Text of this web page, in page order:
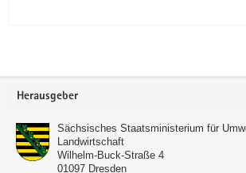
Footer-
Herausgeber
Sächsisches Staatsministerium für
Landwirtschaft
Wilhelm-Buck-Straße 4
01097 Dresden